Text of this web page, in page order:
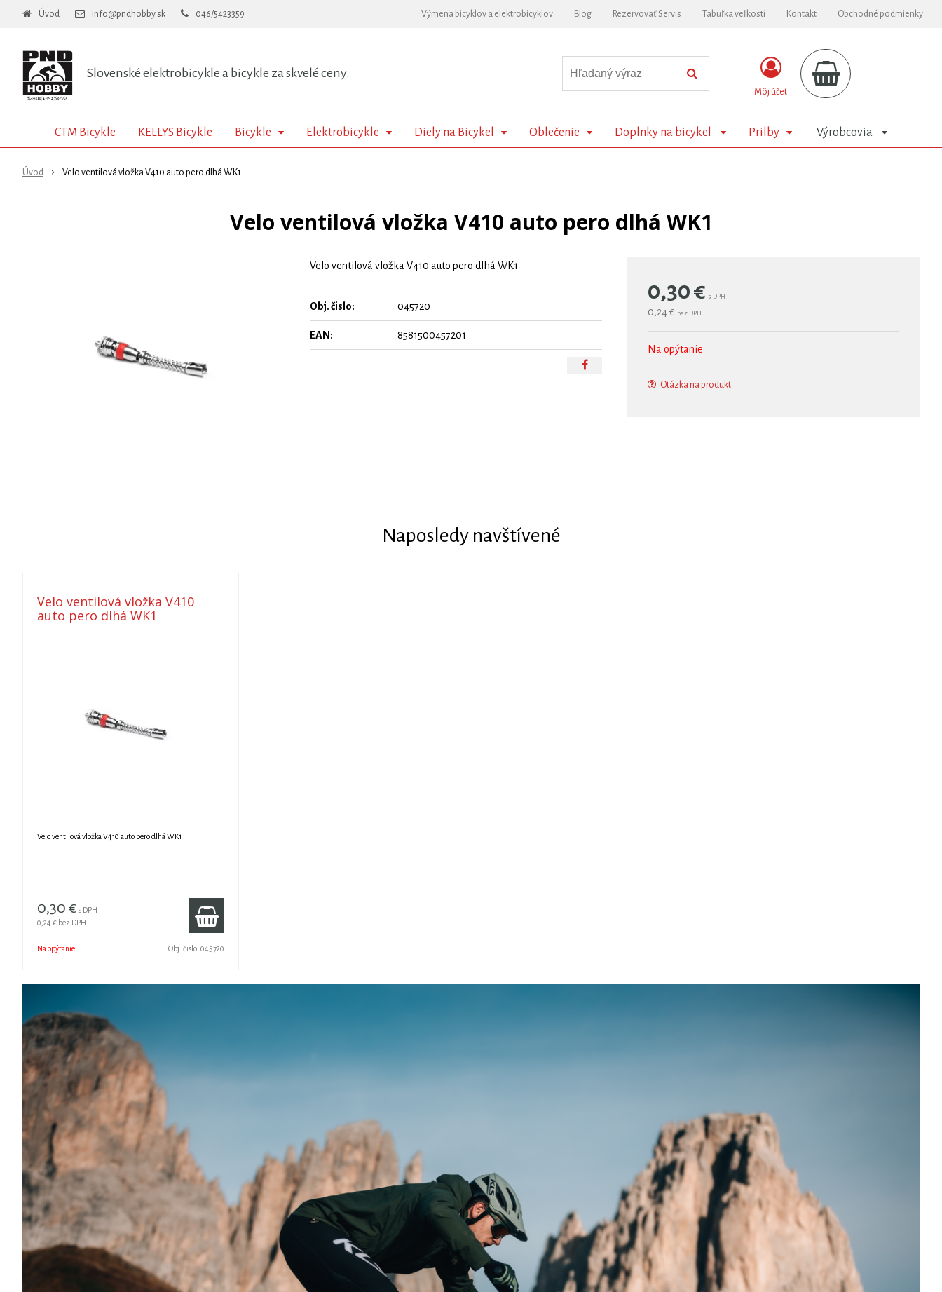
Slovenské elektrobicykle a bicykle za skvelé ceny.
Úvod info@pndhobby.sk 046/5423359 Výmena bicyklov a elektrobicyklov Blog Rezervovať Servis Tabuľka veľkostí Kontakt Obchodné podmienky
Môj účet
CTM Bicykle KELLYS Bicykle Bicykle Elektrobicykle Diely na Bicykel Oblečenie Doplnky na bicykel Prilby Výrobcovia
Úvod Velo ventilová vložka V410 auto pero dlhá WK1
Velo ventilová vložka V410 auto pero dlhá WK1
0,30€ s DPH
0,24 € bez DPH
Na opýtanie
Otázka na produkt
Velo ventilová vložka V410 auto pero dlhá WK1
Obj. čislo: 045720
EAN: 8581500457201
Naposledy navštívené
Velo ventilová vložka V410
auto pero dlhá WK1
Velo ventilová vložka V410 auto pero dlhá WK1
0,30 € s DPH
0,24 € bez DPH
Na opýtanie Obj. čislo: 045720